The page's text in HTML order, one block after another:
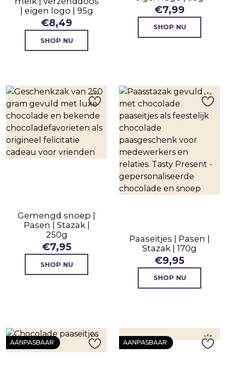
| eigen logo | 95g
€8,49
SHOP NU
€7,99
SHOP NU
Gemengd snoep |
Pasen | Stazak |
250g
€7,95
SHOP NU
Paaseitjes | Pasen |
Stazak | 170g
€9,95
SHOP NU
AANPASBAAR AANPASBAAR